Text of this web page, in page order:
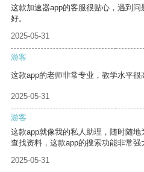
这款加速器app的客服很贴心，遇到
好。
2025-05-31
游客
这款app的老师非常专业，教学水平很
2025-05-31
游客
这款app就像我的私人助理，随时随
查找资料，这款app的搜索功能非常强
2025-05-31